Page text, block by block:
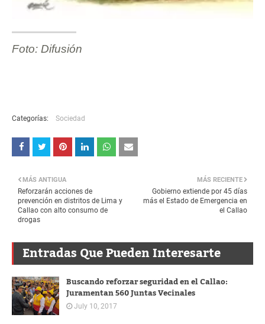
Foto: Difusión
Categorías: Sociedad
MÁS RECIENTE
Gobierno extiende por 45 días
más el Estado de Emergencia en
el Callao
MÁS ANTIGUA
Reforzarán acciones de
prevención en distritos de Lima y
Callao con alto consumo de
drogas
Entradas Que Pueden Interesarte
Buscando reforzar seguridad en el Callao:
Juramentan 560 Juntas Vecinales
July 10, 2017